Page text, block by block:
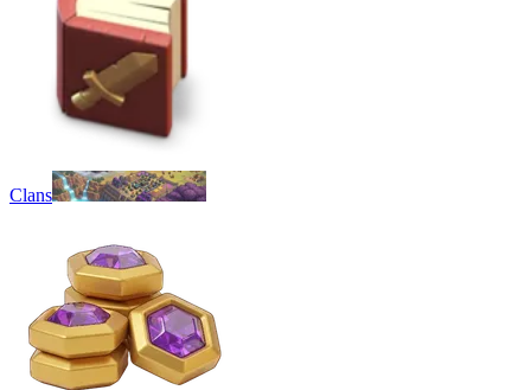
Clans